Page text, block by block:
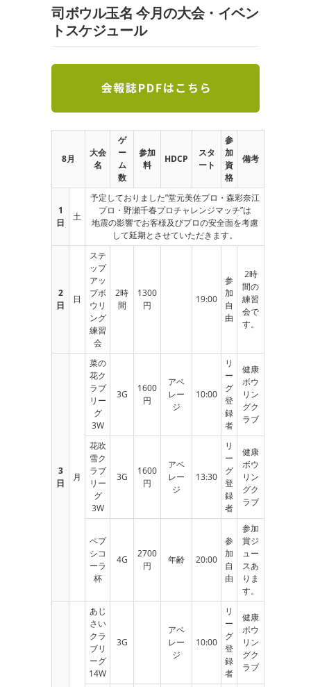
司ボウル玉名 今月の大会・イベン
トスケジュール
8月
大会
名
ゲ
ー
ム
数
参加
料
HDCP
スタ
ート
参
加
資
格
備考
1
日
土
予定しておりました”堂元美佐プロ・森彩奈江
プロ・野瀬千春プロチャレンジマッチ”は
地震の影響でお客様及びプロの安全面を考慮
して延期とさせていただきます。
2
日
日
ステ
ップ
アッ
プボ
ウリ
ング
練習
会
2時
間
1300
円
19:00
参
加
自
由
2時
間の
練習
会で
す。
3
日
月
菜の
花ク
ラブ
リー
グ
3W
3G
1600
円
アベ
レー
ジ
10:00
リ
ー
グ
登
録
者
健康
ボウ
リン
グク
ラブ
花吹
雪ク
ラブ
リー
グ
3W
3G
1600
円
アベ
レー
ジ
13:30
リ
ー
グ
登
録
者
健康
ボウ
リン
グク
ラブ
ペプ
シコ
ーラ
杯
4G
2700
円
年齢 20:00
参
加
自
由
参加
賞ジ
ュー
スあ
りま
す。
あじ
さい
クラ
ブリ
ーグ
14W
3G
アベ
レー
ジ
10:00
リ
ー
グ
登
録
者
健康
ボウ
リン
グク
ラブ